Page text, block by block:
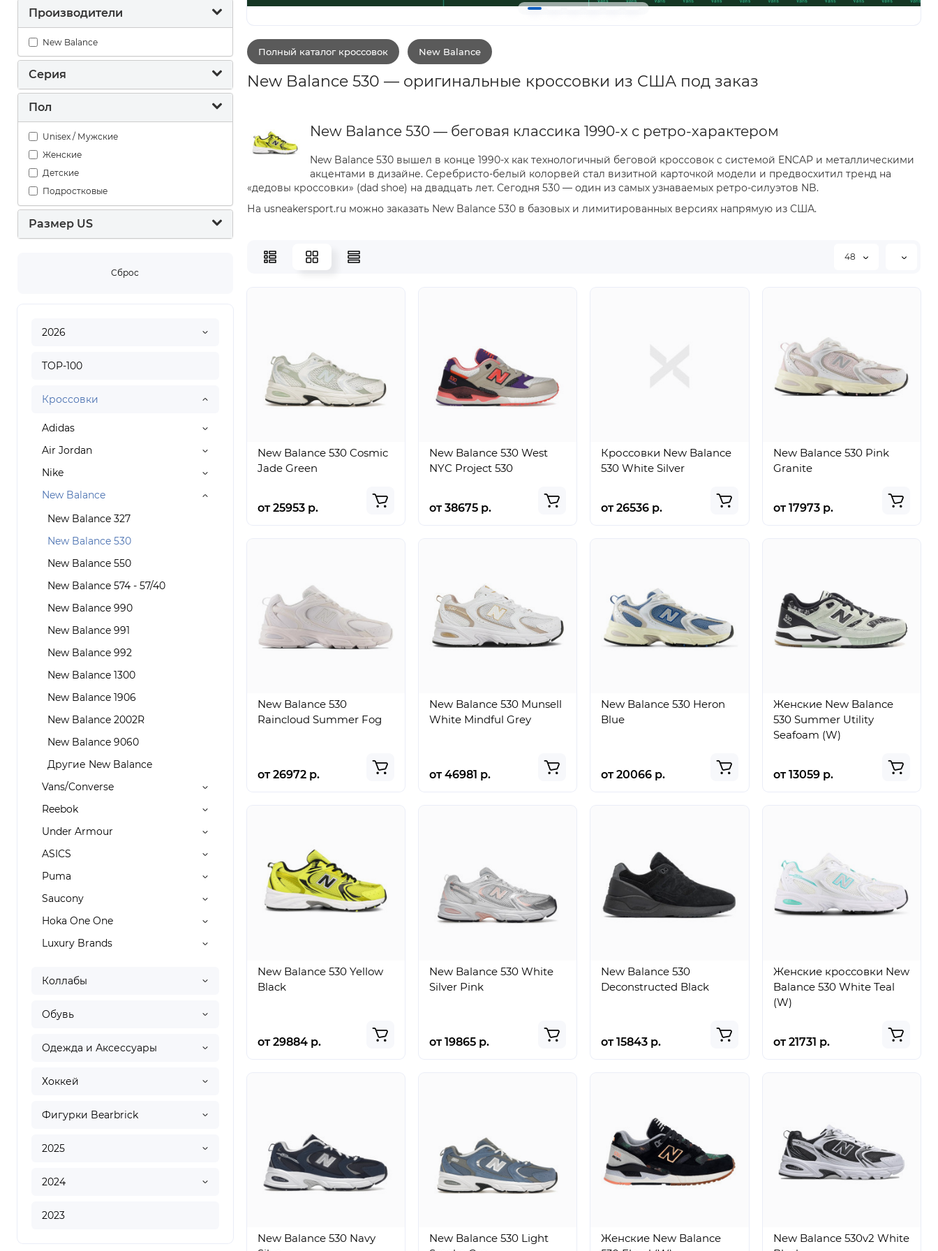
Производители
New Balance
Серия
Пол
Unisex / Мужские
Женские
Детские
Подростковые
Размер US
Сброс
2026
TOP-100
Кроссовки
Adidas
Air Jordan
Nike
New Balance
New Balance 327
New Balance 530
New Balance 550
New Balance 574 - 57/40
New Balance 990
New Balance 991
New Balance 992
New Balance 1300
New Balance 1906
New Balance 2002R
New Balance 9060
Другие New Balance
Vans/Converse
Reebok
Under Armour
ASICS
Puma
Saucony
Hoka One One
Luxury Brands
Коллабы
Обувь
Одежда и Аксессуары
Хоккей
Фигурки Bearbrick
2025
2024
2023
Полный каталог кроссовок New Balance
New Balance 530 — оригинальные кроссовки из США под заказ
New Balance 530 — беговая классика 1990-х с ретро-характером
New Balance 530 вышел в конце 1990-х как технологичный беговой кроссовок с системой ENCAP и металлическими
акцентами в дизайне. Серебристо-белый колорвей стал визитной карточкой модели и предвосхитил тренд на
«дедовы кроссовки» (dad shoe) на двадцать лет. Сегодня 530 — один из самых узнаваемых ретро-силуэтов NB.
На usneakersport.ru можно заказать New Balance 530 в базовых и лимитированных версиях напрямую из США.
48
New Balance 530 Cosmic
Jade Green
от 25953 р.
New Balance 530 West
NYC Project 530
от 38675 р.
Кроссовки New Balance
530 White Silver
от 26536 р.
New Balance 530 Pink
Granite
от 17973 р.
New Balance 530
Raincloud Summer Fog
от 26972 р.
New Balance 530 Munsell
White Mindful Grey
от 46981 р.
New Balance 530 Heron
Blue
от 20066 р.
Женские New Balance
530 Summer Utility
Seafoam (W)
от 13059 р.
New Balance 530 Yellow
Black
от 29884 р.
New Balance 530 White
Silver Pink
от 19865 р.
New Balance 530
Deconstructed Black
от 15843 р.
Женские кроссовки New
Balance 530 White Teal
(W)
от 21731 р.
New Balance 530 Navy
New Balance 530 Light
Женские New Balance
New Balance 530v2 White